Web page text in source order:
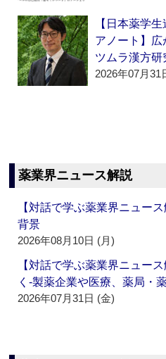
【日本薬学
アノート】
ツムラ漢方
2026年07月31
薬業界ニュース解説
【対話で学ぶ薬業界ニュー
背景
2026年08月10日 (月)
【対話で学ぶ薬業界ニュー
く‐製薬企業や医療、薬局・
2026年07月31日 (金)